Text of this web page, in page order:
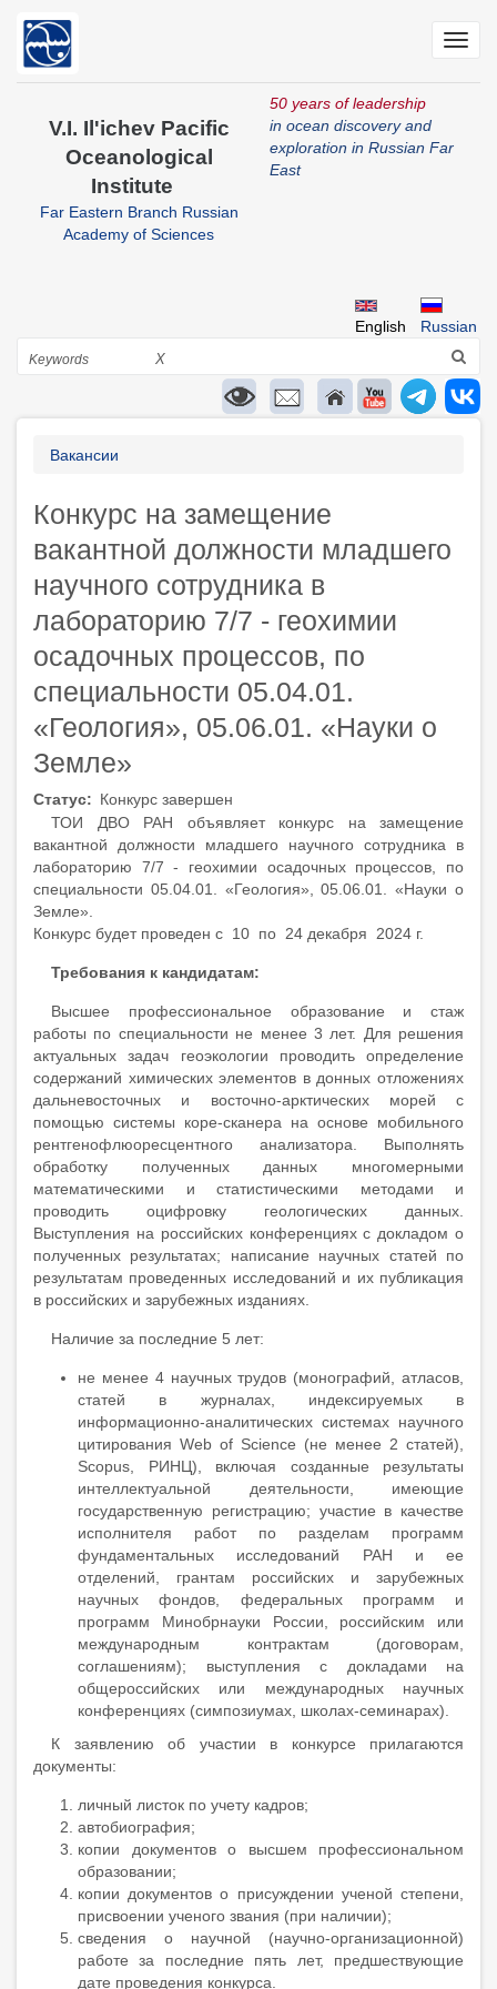
main
V.I. Il'ichev Pacific
Oceanological
Institute
Far Eastern Branch Russian
Academy of Sciences
50 years of leadership
in ocean discovery and
exploration in Russian Far
East
Russian
English
Search
X
Breadcrumb
Вакансии
Конкурс на замещение
вакантной должности младшего
научного сотрудника в
лабораторию 7/7 - геохимии
осадочных процессов, по
специальности 05.04.01.
«Геология», 05.06.01. «Науки о
Земле»
Статус
Конкурс завершен
ТОИ ДВО РАН объявляет конкурс на замещение
вакантной должности младшего научного сотрудника в
лабораторию 7/7 - геохимии осадочных процессов, по
специальности 05.04.01. «Геология», 05.06.01. «Науки о
Земле».
Конкурс будет проведен с 10 по 24 декабря 2024 г.
Требования к кандидатам:
Высшее профессиональное образование и стаж
работы по специальности не менее 3 лет. Для решения
актуальных задач геоэкологии проводить определение
содержаний химических элементов в донных отложениях
дальневосточных и восточно-арктических морей с
помощью системы коре-сканера на основе мобильного
рентгенофлюоресцентного анализатора. Выполнять
обработку полученных данных многомерными
математическими и статистическими методами и
проводить оцифровку геологических данных.
Выступления на российских конференциях с докладом о
полученных результатах; написание научных статей по
результатам проведенных исследований и их публикация
в российских и зарубежных изданиях.
Наличие за последние 5 лет:
не менее 4 научных трудов (монографий, атласов,
статей в журналах, индексируемых в
информационно-аналитических системах научного
цитирования Web of Science (не менее 2 статей),
Scopus, РИНЦ), включая созданные результаты
интеллектуальной деятельности, имеющие
государственную регистрацию; участие в качестве
исполнителя работ по разделам программ
фундаментальных исследований РАН и ее
отделений, грантам российских и зарубежных
научных фондов, федеральных программ и
программ Минобрнауки России, российским или
международным контрактам (договорам,
соглашениям); выступления с докладами на
общероссийских или международных научных
конференциях (симпозиумах, школах-семинарах).
К заявлению об участии в конкурсе прилагаются
документы:
личный листок по учету кадров;
автобиография;
копии документов о высшем профессиональном
образовании;
копии документов о присуждении ученой степени,
присвоении ученого звания (при наличии);
сведения о научной (научно-организационной)
работе за последние пять лет, предшествующие
дате проведения конкурса.